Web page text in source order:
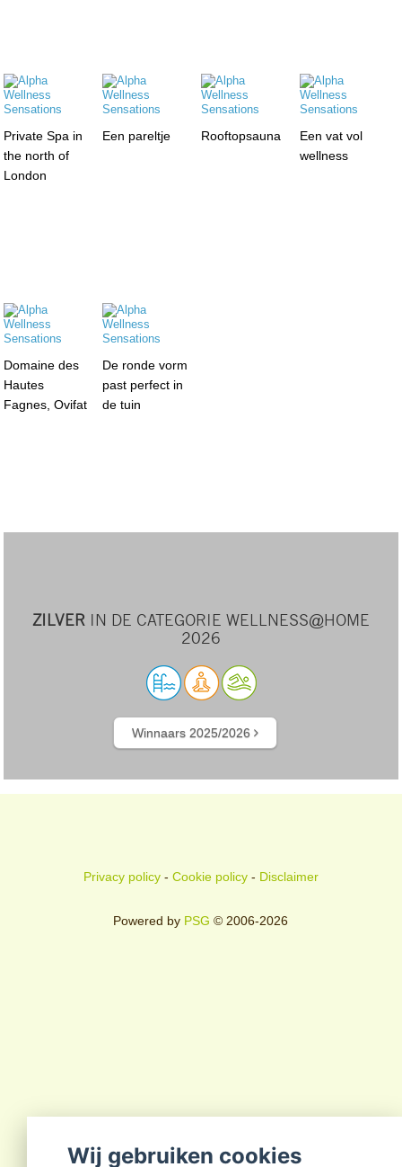
Private Spa in
the north of
London
Een pareltje Rooftopsauna
Een vat vol
wellness
Domaine des
Hautes
Fagnes, Ovifat
De ronde vorm
past perfect in
de tuin
ZILVER IN DE CATEGORIE WELLNESS@HOME
2026
Winnaars 2025/2026
Privacy policy- Cookie policy- Disclaimer
Powered by PSG © 2006-2026
Wij gebruiken cookies